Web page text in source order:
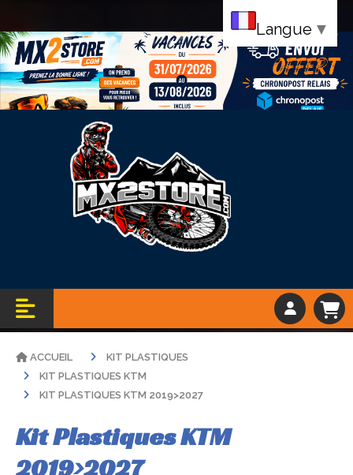
Bandeau vacance
ACCUEIL
KIT PLASTIQUES
KIT PLASTIQUES KTM
KIT PLASTIQUES KTM 2019>2027
Kit Plastiques KTM
2019>2027
Langue ▼